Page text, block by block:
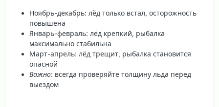
Ноябрь-декабрь: лёд только встал, осторожность
повышена
Январь-февраль: лёд крепкий, рыбалка
максимально стабильна
Март-апрель: лёд трещит, рыбалка становится
опасной
Важно: всегда проверяйте толщину льда перед
выездом